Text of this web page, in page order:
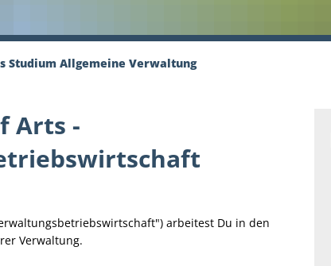
Studium Allgemeine Verwaltung
Arts -
arbeitest Du in den
Verwaltung.